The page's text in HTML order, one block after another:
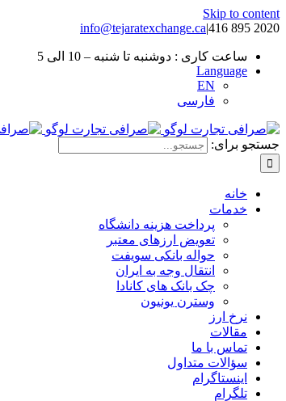
Skip to content
2020 895 416
|
info@tejaratexchange.ca
ساعت کاری : دوشنبه تا شنبه – 10 الی 5
Language
EN
فارسی
جستجو برای:
خانه
خدمات
پرداخت هزینه دانشگاه
تعویض ارزهای معتبر
حواله بانکی سویفت
انتقال وجه به ایران
چک بانک های کانادا
وسترن یونیون
نرخ ارز
مقالات
تماس با ما
سؤالات متداول
اینستاگرام
تلگرام